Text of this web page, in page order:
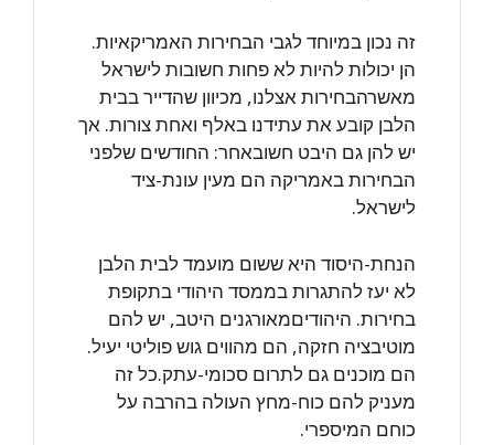
זה נכון במיוחד לגבי הבחירות האמריקאיות.
הן יכולות להיות לא פחות חשובות לישראל
מאשרהבחירות אצלנו, מכיוון שהדייר בבית
הלבן קובע את עתידנו באלף ואחת צורות. אך
יש להן גם היבט חשובאחר: החודשים שלפני
הבחירות באמריקה הם מעין עונת-ציד
לישראל.
הנחת-היסוד היא ששום מועמד לבית הלבן
לא יעז להתגרות בממסד היהודי בתקופת
בחירות. היהודיםמאורגנים היטב, יש להם
מוטיבציה חזקה, הם מהווים גוש פוליטי יעיל.
הם מוכנים גם לתרום סכומי-עתק.כל זה
מעניק להם כוח-מחץ העולה בהרבה על
כוחם המיספרי.